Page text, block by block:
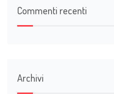
Commenti recenti
Archivi